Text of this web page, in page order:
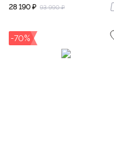
28 190 ₽ 93 990 ₽
-70%